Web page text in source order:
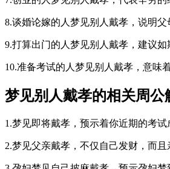
8.谈婚论嫁的人梦见别人戴孝，说明父
9.打算出门的人梦见别人戴孝，建议如
10.准备考试的人梦见别人戴孝，意味
梦见别人戴孝的相关周公
1.梦见即将戴孝，预示着你近期的考
2.梦见父亲戴孝，不仅自己发财，而且